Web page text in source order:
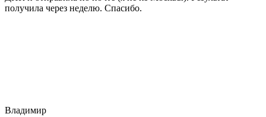
получила через неделю. Спасибо.
Владимир